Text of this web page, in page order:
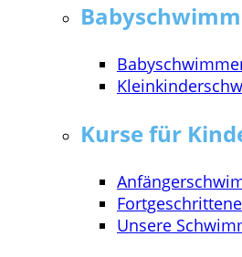
Kurse für
Unsere